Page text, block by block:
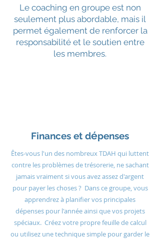
Le coaching en groupe est non
seulement plus abordable, mais il
permet également de renforcer la
responsabilité et le soutien entre
les membres.
Finances et dépenses
Êtes-vous l'un des nombreux TDAH qui luttent
contre les problèmes de trésorerie, ne sachant
jamais vraiment si vous avez assez d'argent
pour payer les choses ? Dans ce groupe, vous
apprendrez à planifier vos principales
dépenses pour l'année ainsi que vos projets
spéciaux. Créez votre propre feuille de calcul
ou utilisez une technique simple pour garder le